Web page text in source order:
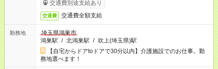
交通費別途支給あり
交通費 交通費全額支給
勤務地
埼玉県鴻巣市
鴻巣駅 / 北鴻巣駅 / 吹上(埼玉県)駅
【自宅からドアtoドアで30分以内】介護施設でのお仕事。勤
務地選べます！